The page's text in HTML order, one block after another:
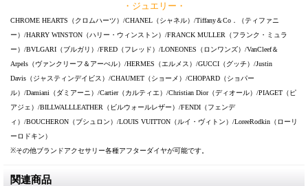
・ジュエリー・
CHROME HEARTS（クロムハーツ）/CHANEL（シャネル）/Tiffany＆Co．（ティファニ
ー）/HARRY WINSTON（ハリー・ウィンストン）/FRANCK MULLER（フランク・ミュラ
ー）/BVLGARI（ブルガリ）/FRED（フレッド）/LONEONES（ロンワンズ）/VanCleef＆
Arpels（ヴァンクリーフ＆アーぺル）/HERMES（エルメス）/GUCCI（グッチ）/Justin
Davis（ジャスティンデイビス）/CHAUMET（ショーメ）/CHOPARD（ショパー
ル）/Damiani（ダミアーニ）/Cartier（カルティエ）/Christian Dior（ディオール）/PIAGET（ピ
アジェ）/BILLWALLLEATHER（ビルウォールレザー）/FENDI（フェンデ
ィ）/BOUCHERON（ブシュロン）/LOUIS VUITTON（ルイ・ヴィトン）/LoreeRodkin（ローリ
ーロドキン）
※その他ブランドアクセサリー各種アフターダイヤが可能です。
関連商品